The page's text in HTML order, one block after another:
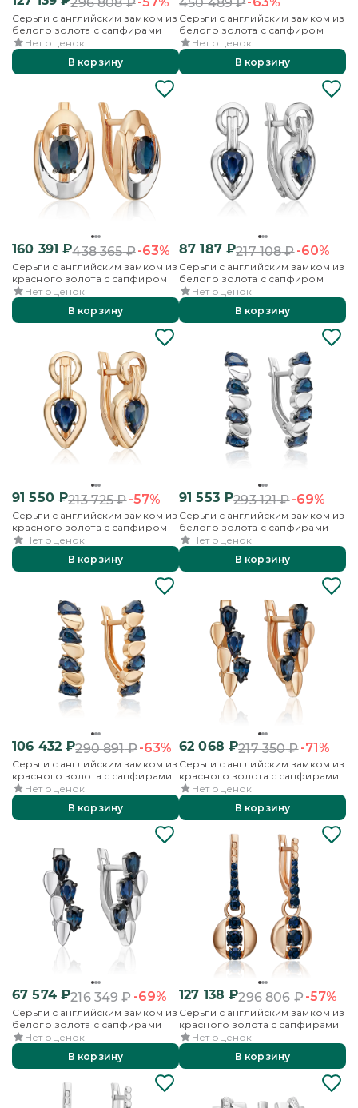
Серьги с английским замком из
белого золота с сапфирами
Нет оценок
В корзину
Серьги с английским замком из
белого золота с сапфиром
Нет оценок
В корзину
160 391 ₽438 365₽-63%
Серьги с английским замком из
красного золота с сапфиром
Нет оценок
В корзину
87 187₽217 108₽-60%
Серьги с английским замком из
белого золота с сапфиром
Нет оценок
В корзину
91 550₽213 725₽-57%
Серьги с английским замком из
красного золота с сапфиром
Нет оценок
В корзину
91 553₽293 121₽-69%
Серьги с английским замком из
белого золота с сапфирами
Нет оценок
В корзину
106 432 ₽290 891₽-63%
Серьги с английским замком из
красного золота с сапфирами
Нет оценок
В корзину
62 068 ₽217 350₽-71%
Серьги с английским замком из
красного золота с сапфирами
Нет оценок
В корзину
67 574₽216 349₽-69%
Серьги с английским замком из
белого золота с сапфирами
Нет оценок
В корзину
127 138 ₽296 806₽-57%
Серьги с английским замком из
красного золота с сапфирами
Нет оценок
В корзину